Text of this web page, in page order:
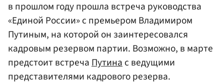
в прошлом году прошла встреча руководства
«Единой России» с премьером Владимиром
Путиным, на которой он заинтересовался
кадровым резервом партии. Возможно, в марте
предстоит встречаПутинас ведущими
представителями кадрового резерва.